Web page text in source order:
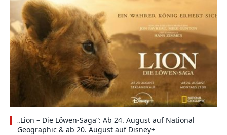
„Lion – Die Löwen-Saga“: Ab 24. August auf National
Geographic & ab 20. August auf Disney+